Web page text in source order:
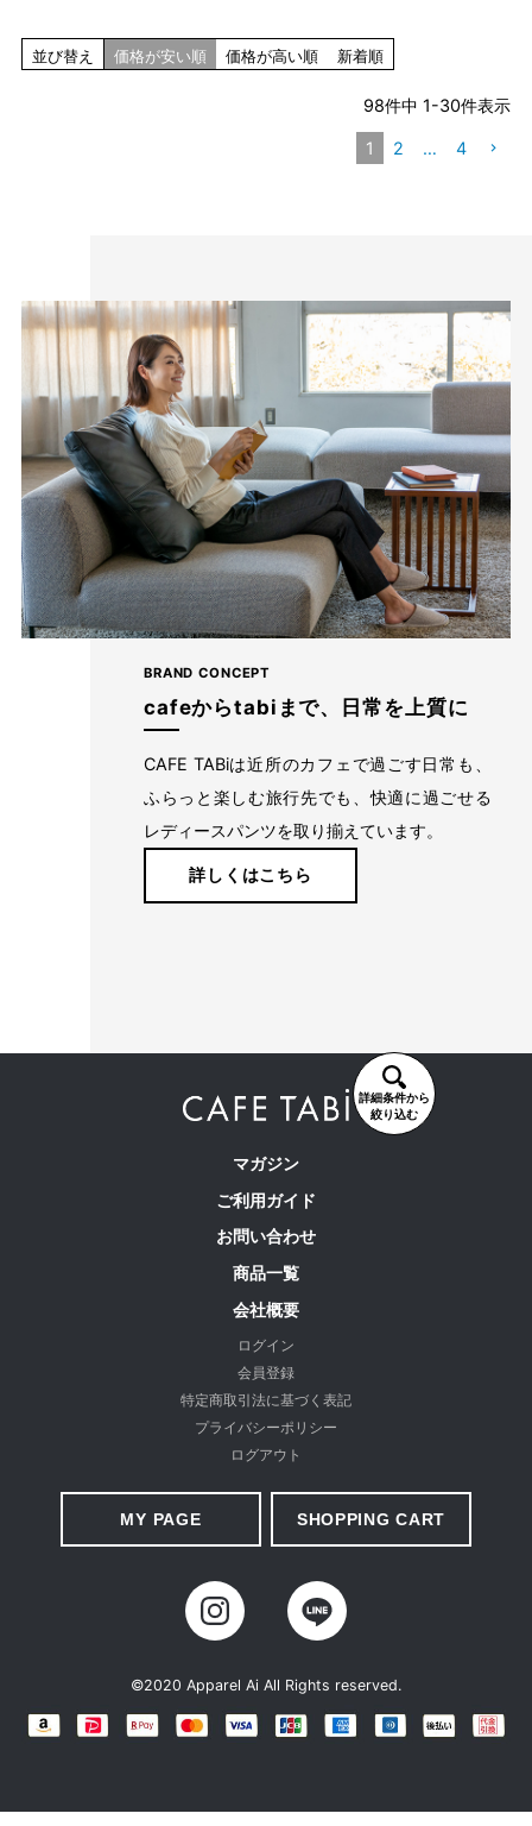
並び替え 価格が安い順 価格が高い順 新着順
98件中 1-30件表示
1 2 … 4
詳細条件から
絞り込む
BRAND CONCEPT
cafeからtabiまで、日常を上質に
CAFE TABiは近所のカフェで過ごす日常も、
ふらっと楽しむ旅行先でも、快適に過ごせる
レディースパンツを取り揃えています。
詳しくはこちら
マガジン
ご利用ガイド
お問い合わせ
商品一覧
会社概要
ログイン
会員登録
特定商取引法に基づく表記
プライバシーポリシー
ログアウト
MY PAGE SHOPPING CART
©2020 Apparel Ai All Rights reserved.